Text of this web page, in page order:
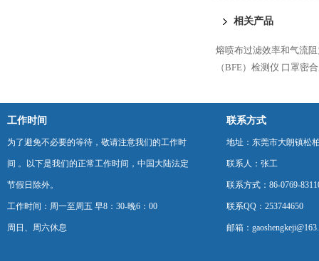
相关产品
熔喷布过滤效率和气流
（BFE）检测仪 口罩密
工作时间
为了避免不必要的等待，敬请注意我们的工作时
间 。以下是我们的正常工作时间，中国大陆法定
节假日除外。
工作时间：周一至周五 早8：30-晚6：00
周日、周六休息
联系方式
地址：东莞市大朗镇松
联系人：张工
联系方式：86-0769-
联系QQ：253744650
邮箱：